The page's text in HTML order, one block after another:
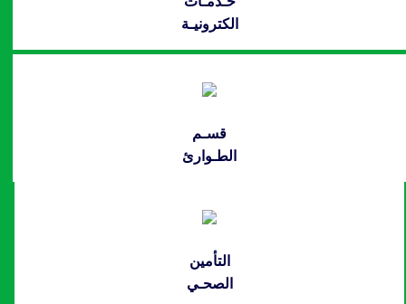
الكترونيـة
قسـم
الطـوارئ
التأمين
الصحـي